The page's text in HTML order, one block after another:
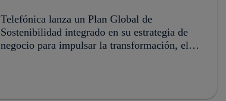
Telefónica lanza un Plan Global de
Sostenibilidad integrado en su estrategia de
negocio para impulsar la transformación, el